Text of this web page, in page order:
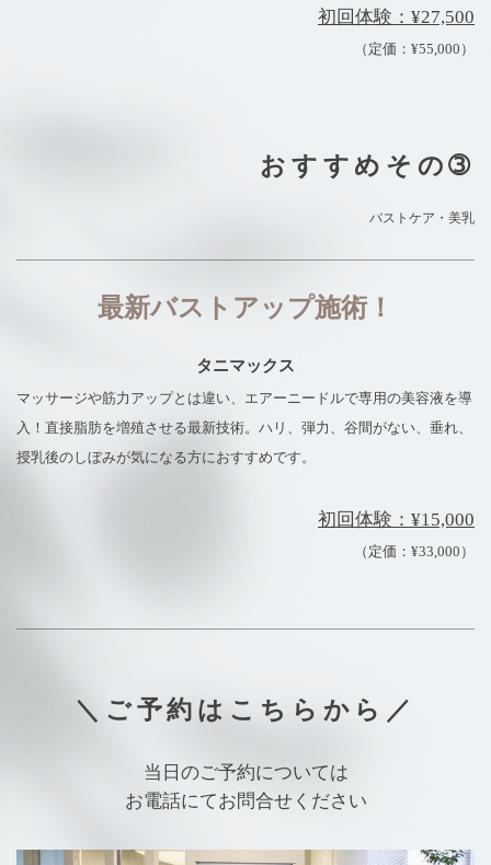
初回体験：¥27,500
（定価：¥55,000）
おすすめその➂
バストケア・美乳
最新バストアップ施術！
タニマックス
マッサージや筋力アップとは違い、エアーニードルで専用の美容液を導
入！直接脂肪を増殖させる最新技術。ハリ、弾力、谷間がない、垂れ、
授乳後のしぼみが気になる方におすすめです。
初回体験：¥15,000
（定価：¥33,000）
＼ご予約はこちらから／
当日のご予約については
お電話にてお問合せください